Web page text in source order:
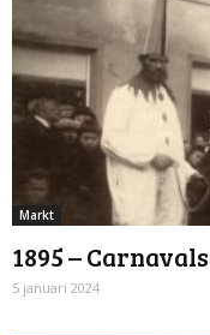
Markt
1895 –
5 januari 2024